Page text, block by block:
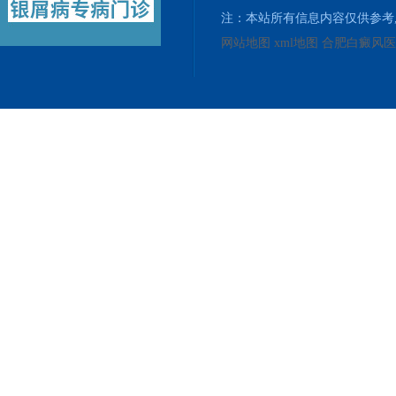
注：本站所有信息内容仅供参
网站地图 xml地图 合肥白癜风